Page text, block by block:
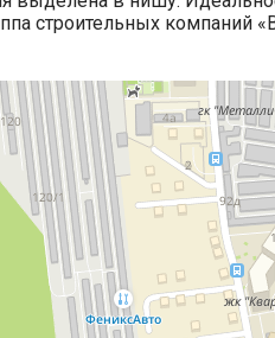
строительных компаний